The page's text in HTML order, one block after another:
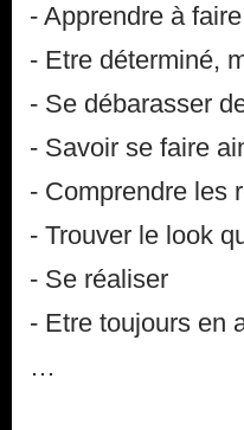
- Apprendre à
- Etre déterminé,
- Se débarasser
- Savoir se faire
- Comprendre les
- Trouver le look
- Se réaliser
- Etre toujours en
…